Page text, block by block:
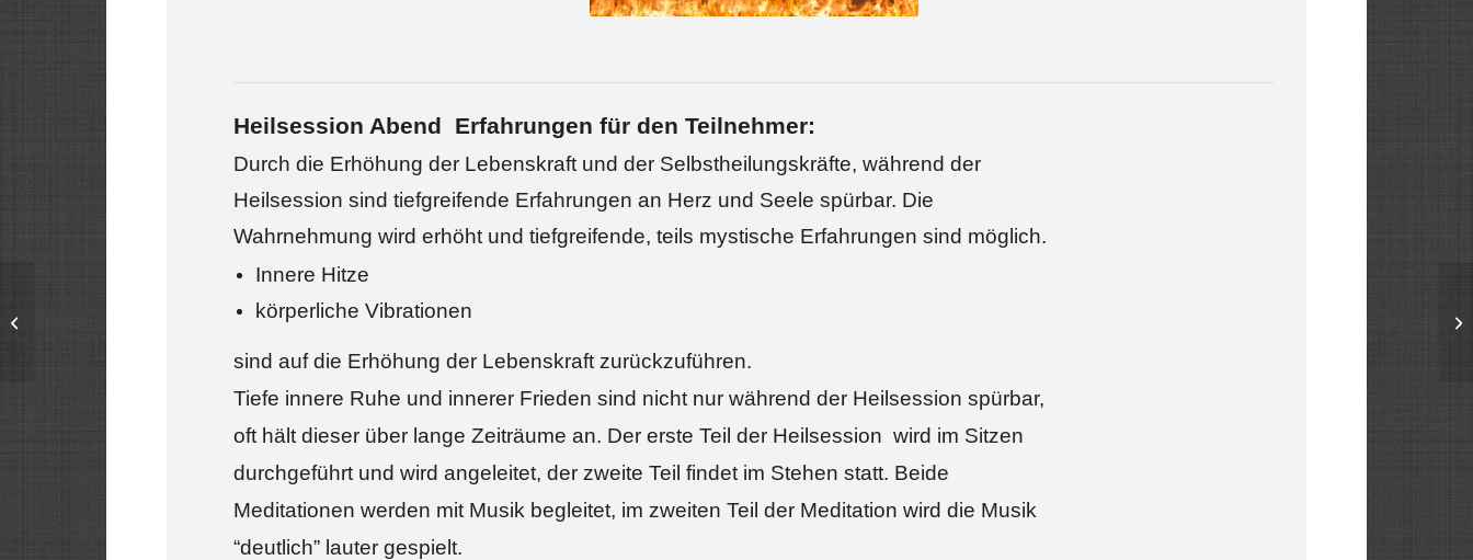
Heilsession Abend Erfahrungen für den Teilnehmer:
Durch die Erhöhung der Lebenskraft und der Selbstheilungskräfte, während der
Heilsession sind tiefgreifende Erfahrungen an Herz und Seele spürbar. Die
Wahrnehmung wird erhöht und tiefgreifende, teils mystische Erfahrungen sind möglich.
Innere Hitze
körperliche Vibrationen
sind auf die Erhöhung der Lebenskraft zurückzuführen.
Tiefe innere Ruhe und innerer Frieden sind nicht nur während der Heilsession spürbar,
oft hält dieser über lange Zeiträume an. Der erste Teil der Heilsession wird im Sitzen
durchgeführt und wird angeleitet, der zweite Teil findet im Stehen statt. Beide
Meditationen werden mit Musik begleitet, im zweiten Teil der Meditation wird die Musik
“deutlich” lauter gespielt.